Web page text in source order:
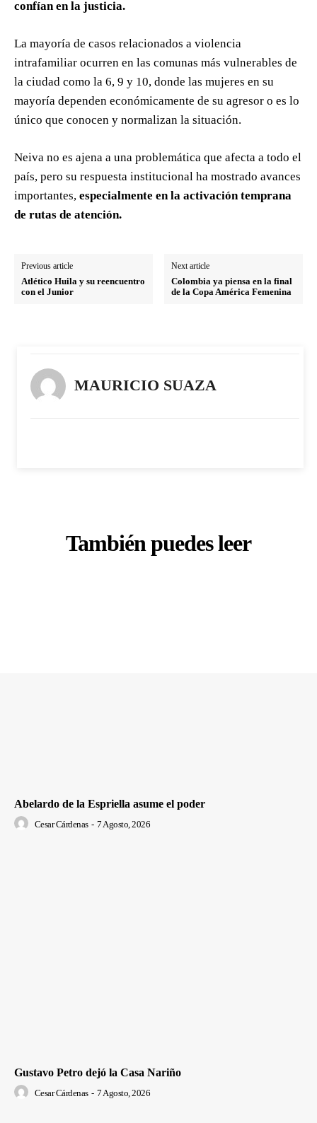
confían en la justicia.
La mayoría de casos relacionados a violencia
intrafamiliar ocurren en las comunas más vulnerables de
la ciudad como la 6, 9 y 10, donde las mujeres en su
mayoría dependen económicamente de su agresor o es lo
único que conocen y normalizan la situación.
Neiva no es ajena a una problemática que afecta a todo el
país, pero su respuesta institucional ha mostrado avances
importantes, especialmente en la activación temprana
de rutas de atención.
Previous article
Atlético Huila y su reencuentro
con el Junior
Next article
Colombia ya piensa en la final
de la Copa América Femenina
MAURICIO SUAZA
También puedes leer
Abelardo de la Espriella asume el poder
Cesar Cárdenas - 7 Agosto, 2026
Gustavo Petro dejó la Casa Nariño
Cesar Cárdenas - 7 Agosto, 2026